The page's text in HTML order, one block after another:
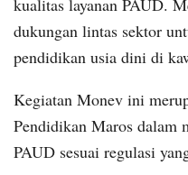
dukungan lintas sektor
pendidikan usia dini di
Kegiatan Monev ini
Pendidikan Maros dalam
PAUD sesuai regulasi